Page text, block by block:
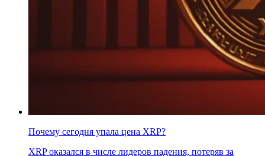
Почему сегодня упала цена XRP?
XRP оказался в числе лидеров падения, потеряв за